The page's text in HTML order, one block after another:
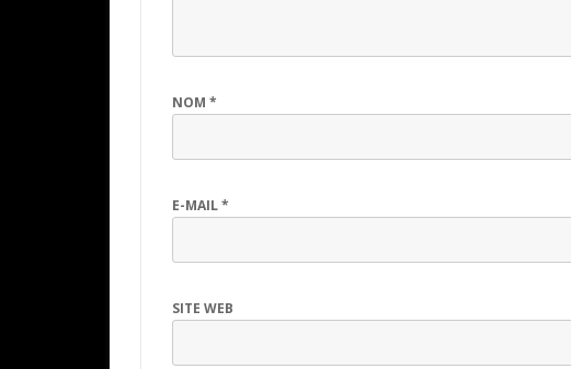
NOM *
E-MAIL*
SITE WEB